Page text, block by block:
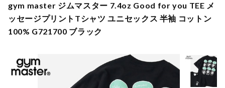
gym master ジムマスター 7.4oz Good for you TEE メ
ッセージプリントTシャツ ユニセックス 半袖 コットン
100% G721700 ブラック